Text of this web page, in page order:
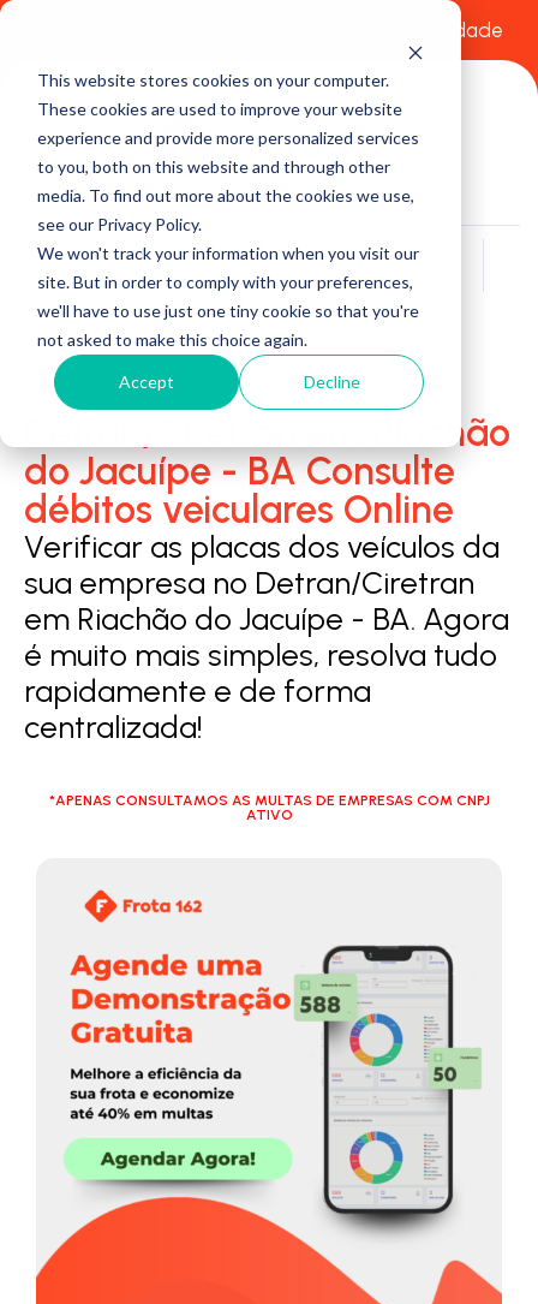
This website stores cookies on your computer.
These cookies are used to improve your website
experience and provide more personalized services
to you, both on this website and through other
media. To find out more about the cookies we use,
see our Privacy Policy.
We won't track your information when you visit our
site. But in order to comply with your preferences,
we'll have to use just one tiny cookie so that you're
not asked to make this choice again.
Accept Decline
Política de Privacidade
Buscar
Detran/Ciretran em Riachão
do Jacuípe - BA Consulte
débitos veiculares Online
Verificar as placas dos veículos da
sua empresa no Detran/Ciretran
em Riachão do Jacuípe - BA. Agora
é muito mais simples, resolva tudo
rapidamente e de forma
centralizada!
*APENAS CONSULTAMOS AS MULTAS DE EMPRESAS COM CNPJ
ATIVO